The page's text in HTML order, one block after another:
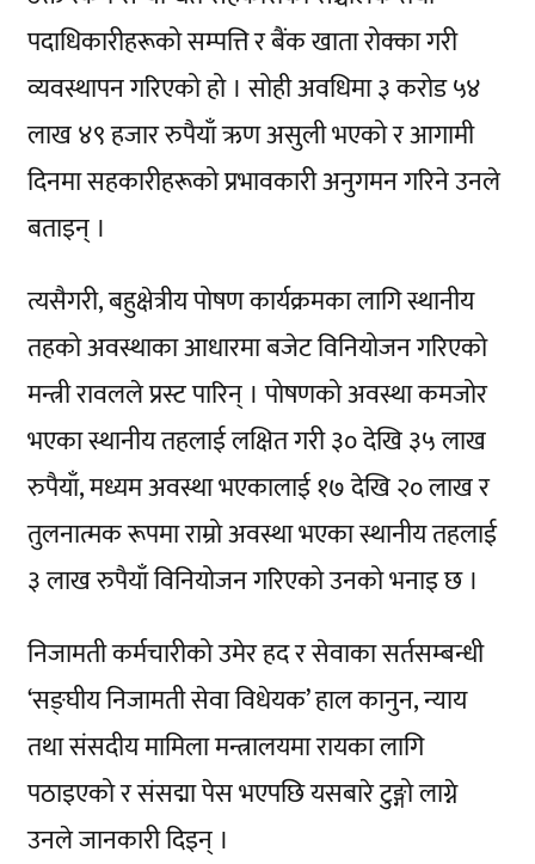
पदाधिकारीहरूको सम्पत्ति र बैंक खाता रोक्का गरी
व्यवस्थापन गरिएको हो । सोही अवधिमा ३ करोड ५४
लाख ४९ हजार रुपैयाँ ऋण असुली भएको र आगामी
दिनमा सहकारीहरूको प्रभावकारी अनुगमन गरिने उनले
बताइन् ।
त्यसैगरी, बहुक्षेत्रीय पोषण कार्यक्रमका लागि स्थानीय
तहको अवस्थाका आधारमा बजेट विनियोजन गरिएको
मन्त्री रावलले प्रस्ट पारिन् । पोषणको अवस्था कमजोर
भएका स्थानीय तहलाई लक्षित गरी ३० देखि ३५ लाख
रुपैयाँ, मध्यम अवस्था भएकालाई १७ देखि २० लाख र
तुलनात्मक रूपमा राम्रो अवस्था भएका स्थानीय तहलाई
३ लाख रुपैयाँ विनियोजन गरिएको उनको भनाइ छ ।
निजामती कर्मचारीको उमेर हद र सेवाका सर्तसम्बन्धी
‘सङ्घीय निजामती सेवा विधेयक’ हाल कानुन, न्याय
तथा संसदीय मामिला मन्त्रालयमा रायका लागि
पठाइएको र संसद्मा पेस भएपछि यसबारे टुङ्गो लाग्ने
उनले जानकारी दिइन् ।